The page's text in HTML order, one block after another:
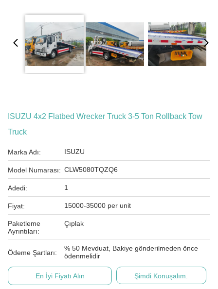
ISUZU 4x2 Flatbed Wrecker Truck 3-5 Ton Rollback Tow
Truck
Marka Adı: ISUZU
Model Numarası: CLW5080TQZQ6
Adedi: 1
Fiyat: 15000-35000 per unit
Paketleme
Ayrıntıları:
Çıplak
Ödeme Şartları:
% 50 Mevduat, Bakiye gönderilmeden önce
ödenmelidir
En İyi Fiyatı Alın Şimdi Konuşalım.